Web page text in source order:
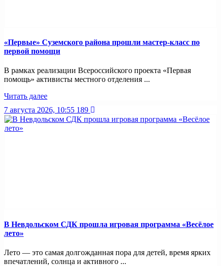
«Первые» Суземского района прошли мастер-класс по
первой помощи
В рамках реализации Всероссийского проекта «Первая
помощь» активисты местного отделения ...
Читать далее
7 августа 2026, 10:55 189
В Невдольском СДК прошла игровая программа «Весёлое
лето»
Лето — это самая долгожданная пора для детей, время ярких
впечатлений, солнца и активного ...